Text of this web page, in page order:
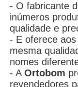
- O fabricante
inúmeros
qualidade e
- E oferece
mesma
nomes
- A Ortobom
revendedores